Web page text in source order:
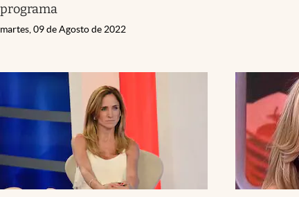
programa
martes, 09 de Agosto de 2022